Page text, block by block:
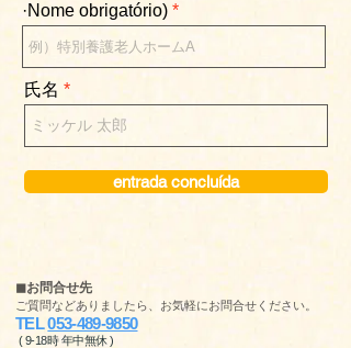
·Nome obrigatório)
氏名
entrada concluída
◼︎お問合せ先
ご質問などありましたら、お気軽にお問合せください。
TEL053-489-9850
( 9-18時 年中無休 )